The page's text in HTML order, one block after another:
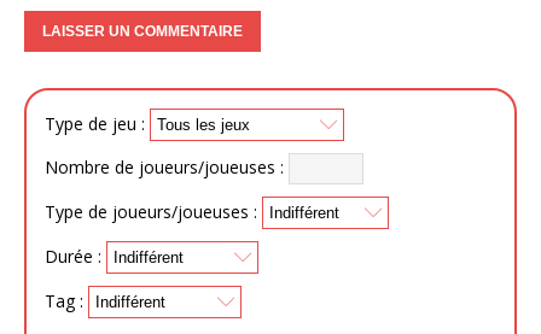
Type de jeu :
Nombre de joueurs/joueuses :
Type de joueurs/joueuses :
Durée :
Tag :